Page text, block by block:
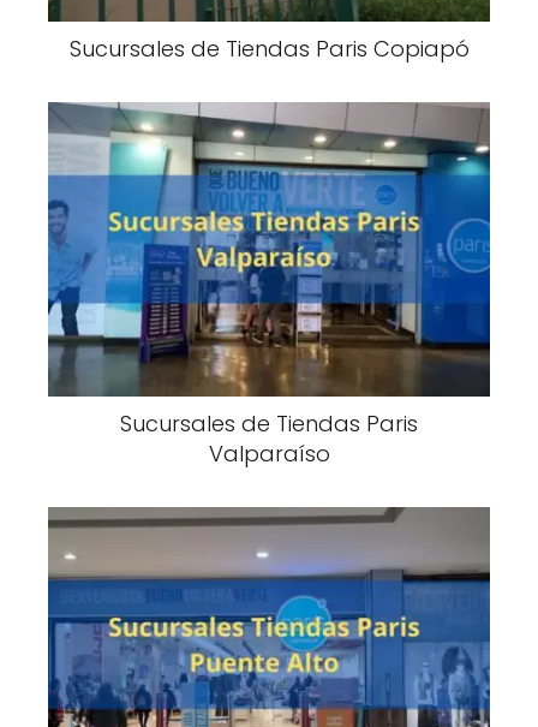
Sucursales de Tiendas Paris Copiapó
Sucursales de Tiendas Paris
Valparaíso